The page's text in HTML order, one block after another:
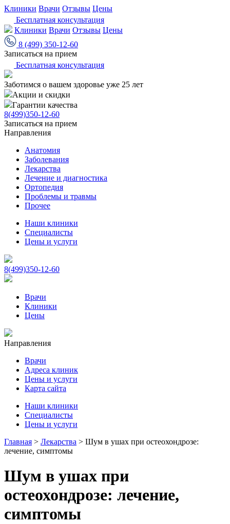
Клиники Врачи Отзывы Цены
Бесплатная консультация
Клиники Врачи Отзывы Цены
8 (499) 350-12-60
Записаться на прием
Бесплатная консультация
Заботимся о вашем здоровье уже 25 лет
Акции и скидки
Гарантии качества
8(499)350-12-60
Записаться на прием
Направления
Анатомия
Заболевания
Лекарства
Лечение и диагностика
Ортопедия
Проблемы и травмы
Прочее
Наши клиники
Специалисты
Цены и услуги
8(499)350-12-60
Врачи
Клиники
Цены
Направления
Врачи
Адреса клиник
Цены и услуги
Карта сайта
Наши клиники
Специалисты
Цены и услуги
Главная > Лекарства > Шум в ушах при остеохондрозе:
лечение, симптомы
Шум в ушах при
остеохондрозе: лечение,
симптомы